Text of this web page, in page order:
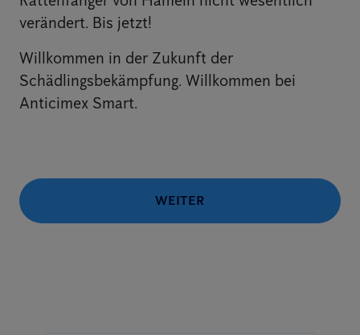
verändert. Bis jetzt!
Willkommen in der Zukunft der
Schädlingsbekämpfung. Willkommen bei
Anticimex Smart.
WEITER